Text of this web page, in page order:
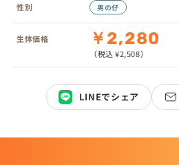
性別 男の仔
生体価格 ￥2,280
（税込 ¥2,508）
LINEでシェア